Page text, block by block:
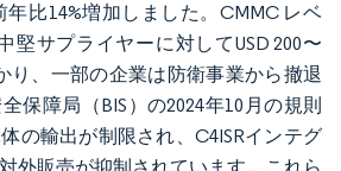
年比14%増加しました。CMMC レベ
堅サプライヤーに対してUSD 200〜
り、一部の企業は防衛事業から撤退
保障局（BIS）の2024年10月の規則
の輸出が制限され、C4ISRインテグ